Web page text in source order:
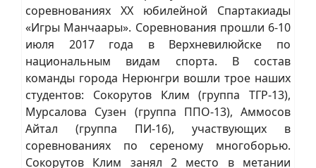
соревнованиях XX юбилейной Спартакиады
«Игры Манчаары». Соревнования прошли 6-10
июля 2017 года в Верхневилюйске по
национальным видам спорта. В состав
команды города Нерюнгри вошли трое наших
студентов: Сокорутов Клим (группа ТГР-13),
Мурсалова Сузен (группа ППО-13), Аммосов
Айтал (группа ПИ-16), участвующих в
соревнованиях по сереному многоборью.
Сокорутов Клим занял 2 место в метании